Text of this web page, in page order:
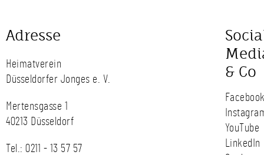
Adresse
Heimatverein
Düsseldorfer Jonges e. V.
Mertensgasse 1
40213 Düsseldorf
Tel.: 0211 - 13 57 57
& Co
YouTube
LinkedIn